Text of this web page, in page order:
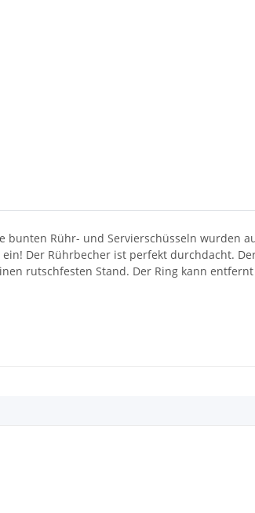
bunten Rühr- und Servierschüsseln wurden
Der Rührbecher ist perfekt durchdacht.
rutschfesten Stand. Der Ring kann